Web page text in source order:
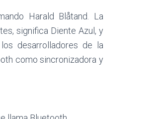
Harald Blåtand. La
significa Diente Azul, y
desarrolladores de la
como sincronizadora y